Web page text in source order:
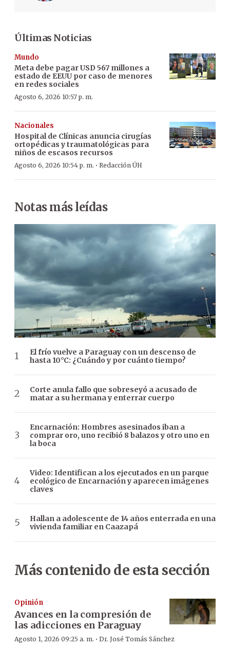
Últimas Noticias
Mundo
Meta debe pagar USD 567 millones a
estado de EEUU por caso de menores
en redes sociales
Agosto 6, 2026 10:57 p. m.
Nacionales
Hospital de Clínicas anuncia cirugías
ortopédicas y traumatológicas para
niños de escasos recursos
Agosto 6, 2026 10:54 p. m. · Redacción ÚH
Notas más leídas
El frío vuelve a Paraguay con un descenso de
hasta 10°C: ¿Cuándo y por cuánto tiempo?
Corte anula fallo que sobreseyó a acusado de
matar a su hermana y enterrar cuerpo
Encarnación: Hombres asesinados iban a
comprar oro, uno recibió 8 balazos y otro uno en
la boca
Video: Identifican a los ejecutados en un parque
ecológico de Encarnación y aparecen imágenes
claves
Hallan a adolescente de 14 años enterrada en una
vivienda familiar en Caazapá
Más contenido de esta sección
Opinión
Avances en la compresión de
las adicciones en Paraguay
Agosto 1, 2026 09:25 a. m. · Dr. José Tomás Sánchez